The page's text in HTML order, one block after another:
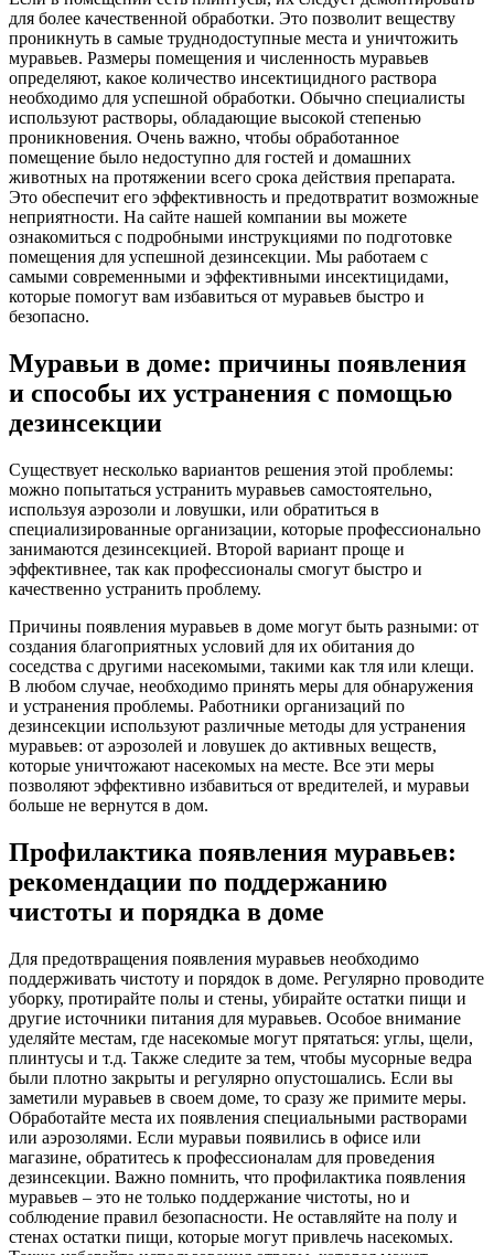
для более качественной обработки. Это позволит веществу
проникнуть в самые труднодоступные места и уничтожить
муравьев. Размеры помещения и численность муравьев
определяют, какое количество инсектицидного раствора
необходимо для успешной обработки. Обычно специалисты
используют растворы, обладающие высокой степенью
проникновения. Очень важно, чтобы обработанное
помещение было недоступно для гостей и домашних
животных на протяжении всего срока действия препарата.
Это обеспечит его эффективность и предотвратит возможные
неприятности. На сайте нашей компании вы можете
ознакомиться с подробными инструкциями по подготовке
помещения для успешной дезинсекции. Мы работаем с
самыми современными и эффективными инсектицидами,
которые помогут вам избавиться от муравьев быстро и
безопасно.
Муравьи в доме: причины появления
и способы их устранения с помощью
дезинсекции
Существует несколько вариантов решения этой проблемы:
можно попытаться устранить муравьев самостоятельно,
используя аэрозоли и ловушки, или обратиться в
специализированные организации, которые профессионально
занимаются дезинсекцией. Второй вариант проще и
эффективнее, так как профессионалы смогут быстро и
качественно устранить проблему.
Причины появления муравьев в доме могут быть разными: от
создания благоприятных условий для их обитания до
соседства с другими насекомыми, такими как тля или клещи.
В любом случае, необходимо принять меры для обнаружения
и устранения проблемы. Работники организаций по
дезинсекции используют различные методы для устранения
муравьев: от аэрозолей и ловушек до активных веществ,
которые уничтожают насекомых на месте. Все эти меры
позволяют эффективно избавиться от вредителей, и муравьи
больше не вернутся в дом.
Профилактика появления муравьев:
рекомендации по поддержанию
чистоты и порядка в доме
Для предотвращения появления муравьев необходимо
поддерживать чистоту и порядок в доме. Регулярно проводите
уборку, протирайте полы и стены, убирайте остатки пищи и
другие источники питания для муравьев. Особое внимание
уделяйте местам, где насекомые могут прятаться: углы, щели,
плинтусы и т.д. Также следите за тем, чтобы мусорные ведра
были плотно закрыты и регулярно опустошались. Если вы
заметили муравьев в своем доме, то сразу же примите меры.
Обработайте места их появления специальными растворами
или аэрозолями. Если муравьи появились в офисе или
магазине, обратитесь к профессионалам для проведения
дезинсекции. Важно помнить, что профилактика появления
муравьев – это не только поддержание чистоты, но и
соблюдение правил безопасности. Не оставляйте на полу и
стенах остатки пищи, которые могут привлечь насекомых.